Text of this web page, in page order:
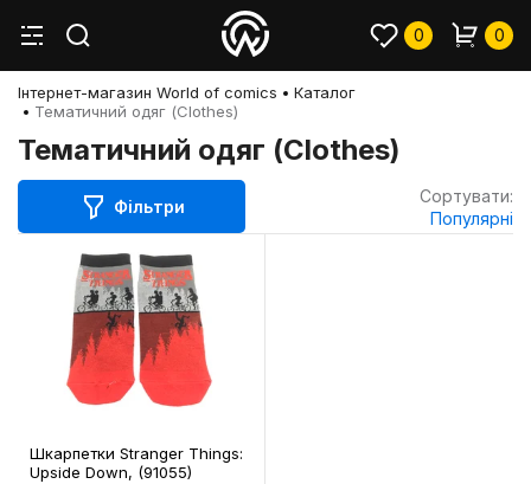
0 0
Інтернет-магазин World of comics
Каталог
Тематичний одяг (Clothes)
Тематичний одяг (Clothes)
Фільтри
Сортувати:
Популярні
Шкарпетки Stranger Things:
Upside Down, (91055)